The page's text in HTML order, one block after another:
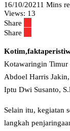
16/10/20211 Mins
Views: 13
Share
Share
Kotawaringin
Abdoel Harris
Iptu Dwi Susanto,
Selain itu, kegiatan
langkah